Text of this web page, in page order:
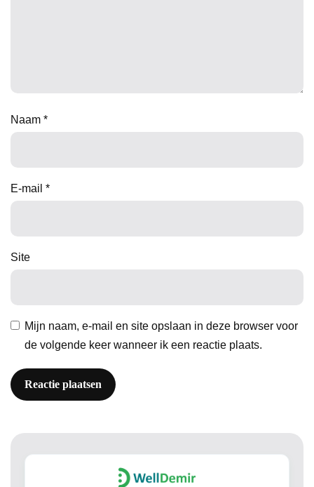
Naam *
E-mail *
Site
Mijn naam, e-mail en site opslaan in deze browser voor
de volgende keer wanneer ik een reactie plaats.